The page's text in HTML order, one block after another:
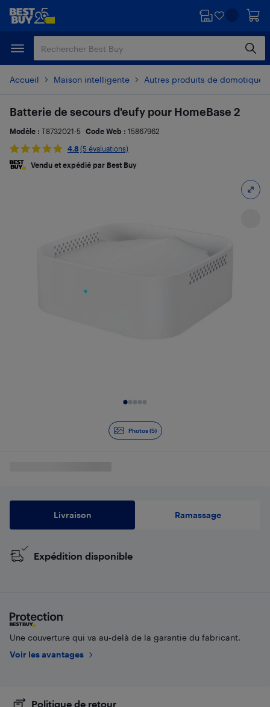
Passer
principal
Passer
Accueil Maison intelligente Autres produits de domotique
Photos (5)
Batterie de secours d'eufy pour HomeBase 2
Modèle : T8732021-5 Code Web : 15867962
4.8 (5 évaluations)
Vendu et expédié par Best Buy
Livraison Ramassage
Expédition disponible
Une couverture qui va au-delà de la garantie du fabricant.
Voir les avantages
Politique de retour